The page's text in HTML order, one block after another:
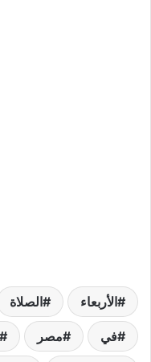
الأربعاء الصلاة
في مصر